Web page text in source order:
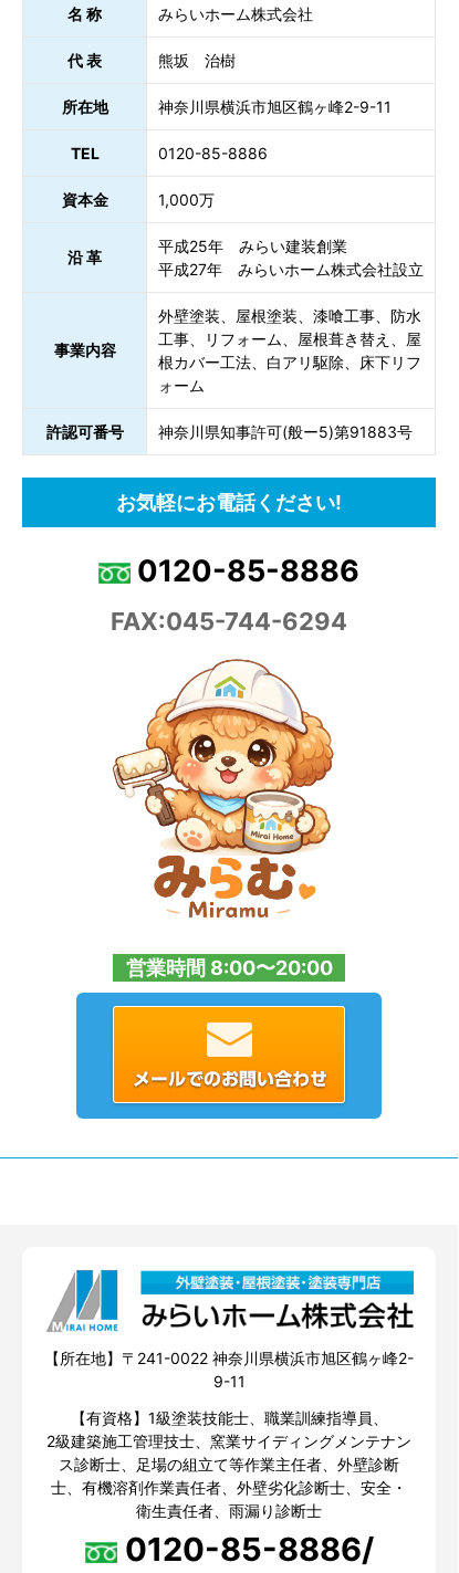
名 称 みらいホーム株式会社
代 表 熊坂 治樹
所在地 神奈川県横浜市旭区鶴ヶ峰2-9-11
TEL 0120-85-8886
資本金 1,000万
沿 革
平成25年 みらい建装創業
平成27年 みらいホーム株式会社設立
事業内容
外壁塗装、屋根塗装、漆喰工事、防水
工事、リフォーム、屋根葺き替え、屋
根カバー工法、白アリ駆除、床下リフ
ォーム
許認可番号 神奈川県知事許可(般ー5)第91883号
お気軽にお電話ください!
0120-85-8886
FAX:045-744-6294
営業時間 8:00〜20:00
【所在地】〒241-0022 神奈川県横浜市旭区鶴ヶ峰2-
9-11
【有資格】1級塗装技能士、職業訓練指導員、
2級建築施工管理技士、窯業サイディングメンテナン
ス診断士、足場の組立て等作業主任者、外壁診断
士、有機溶剤作業責任者、外壁劣化診断士、安全・
衛生責任者、雨漏り診断士
0120-85-8886/